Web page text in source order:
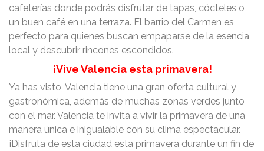
cafeterías donde podrás disfrutar de tapas, cócteles o
un buen café en una terraza. El barrio del Carmen es
perfecto para quienes buscan empaparse de la esencia
local y descubrir rincones escondidos.
¡Vive Valencia esta primavera!
Ya has visto, Valencia tiene una gran oferta cultural y
gastronómica, además de muchas zonas verdes junto
con el mar. Valencia te invita a vivir la primavera de una
manera única e inigualable con su clima espectacular.
¡Disfruta de esta ciudad esta primavera durante un fin de